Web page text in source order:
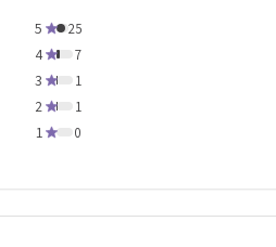
5 25
4 7
3 1
2 1
1 0